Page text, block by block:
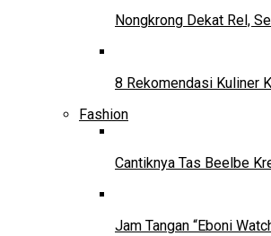
Nongkrong Dekat Rel,
8 Rekomendasi Kuliner
Fashion
Cantiknya Tas Beelbe
Jam Tangan “Eboni